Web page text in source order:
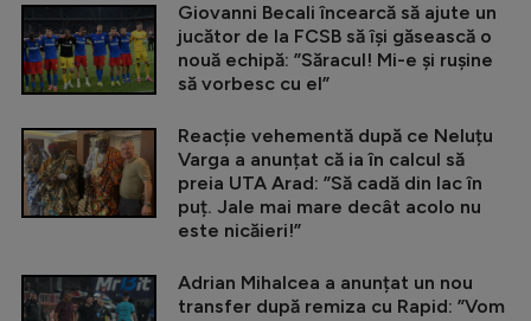
Giovanni Becali încearcă să ajute un
jucător de la FCSB să își găsească o
nouă echipă: ”Săracul! Mi-e și rușine
să vorbesc cu el”
Reacție vehementă după ce Neluțu
Varga a anunțat că ia în calcul să
preia UTA Arad: ”Să cadă din lac în
puț. Jale mai mare decât acolo nu
este nicăieri!”
Adrian Mihalcea a anunțat un nou
transfer după remiza cu Rapid: ”Vom